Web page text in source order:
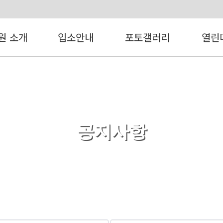
소개 입소안내 포토갤러리 열린
공지사항